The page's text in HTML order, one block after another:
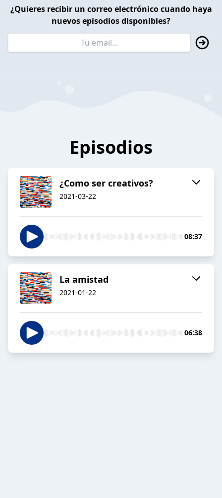
¿Quieres recibir un correo electrónico cuando haya
nuevos episodios disponibles?
Episodios
¿Como ser creativos?
2021-03-22
08:37
La amistad
2021-01-22
06:38